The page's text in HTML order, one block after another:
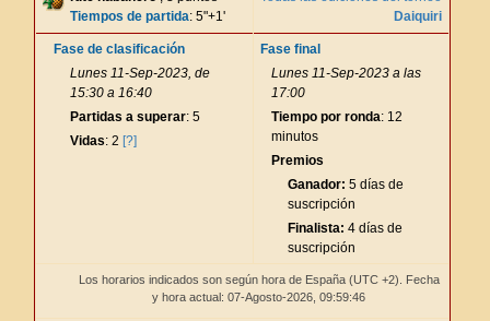
Tiempos de partida: 5"+1'
Daiquiri
Fase de clasificación
Lunes 11-Sep-2023, de
15:30 a 16:40
Partidas a superar: 5
Vidas: 2 [?]
Fase final
Lunes 11-Sep-2023 a las
17:00
Tiempo por ronda: 12
minutos
Premios
Ganador: 5 días de
suscripción
Finalista: 4 días de
suscripción
Los horarios indicados son según hora de España (UTC +2). Fecha
y hora actual: 07-Agosto-2026, 09:59:46